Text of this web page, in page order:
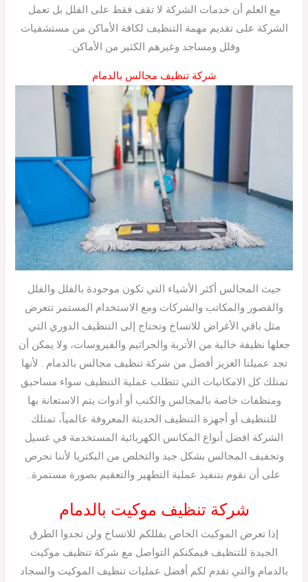
مع العلم أن خدمات الشركة لا تقف فقط على الفلل بل تعمل
الشركة على تقديم مهمة التنظيف لكافة الأماكن من مستشفيات
وفلل ومساجد وغيرهم الكثير من الأماكن..
شركة تنظيف مجالس بالدمام
حيث المجالس أكثر الأشياء التي تكون موجودة بالفلل والفلل
والقصور والمكاتب والشركات ومع الاستخدام المستمر تتعرض
مثل باقي الأغراض للاتساخ وتحتاج إلى التنظيف الدوري التي
جعلها نظيفة خالية من الأتربة والجراثيم والفيروسات، ولا يمكن أن
تجد عميلنا العزيز أفضل من شركة تنظيف مجالس بالدمام . لأنها
تمتلك كل الامكانيات التي تتطلب عملية التنظيف سواء مساحيق
ومنظفات خاصة بالمجالس والكنب أو أدوات يتم الاستعانة بها
للتنظيف أو أجهزة التنظيف الحديثة المعروفة عالمياً، تمتلك
الشركة افضل أنواع المكانس الكهربائية المستخدمة في غسيل
وتجفيف المجالس بشكل جيد والتخلص من البكتريا لأننا نحرص
على أن نقوم بتنفيذ عملية التطهير والتعقيم بصورة مستمرة..
شركة تنظيف موكيت بالدمام
إذا تعرض الموكيت الخاص بفللكم للاتساخ ولن تجدوا الطرق
الجيدة للتنظيف فيمكنكم التواصل مع شركة تنظيف موكيت
بالدمام والتي تقدم لكم أفضل عمليات تنظيف الموكيت والسجاد